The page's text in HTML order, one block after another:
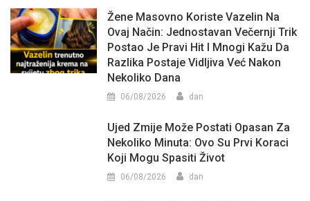
Žene Masovno Koriste Vazelin Na
Ovaj Način: Jednostavan Večernji Trik
Postao Je Pravi Hit I Mnogi Kažu Da
Razlika Postaje Vidljiva Već Nakon
Nekoliko Dana
06/08/2026 dan
Ujed Zmije Može Postati Opasan Za
Nekoliko Minuta: Ovo Su Prvi Koraci
Koji Mogu Spasiti Život
06/08/2026 dan